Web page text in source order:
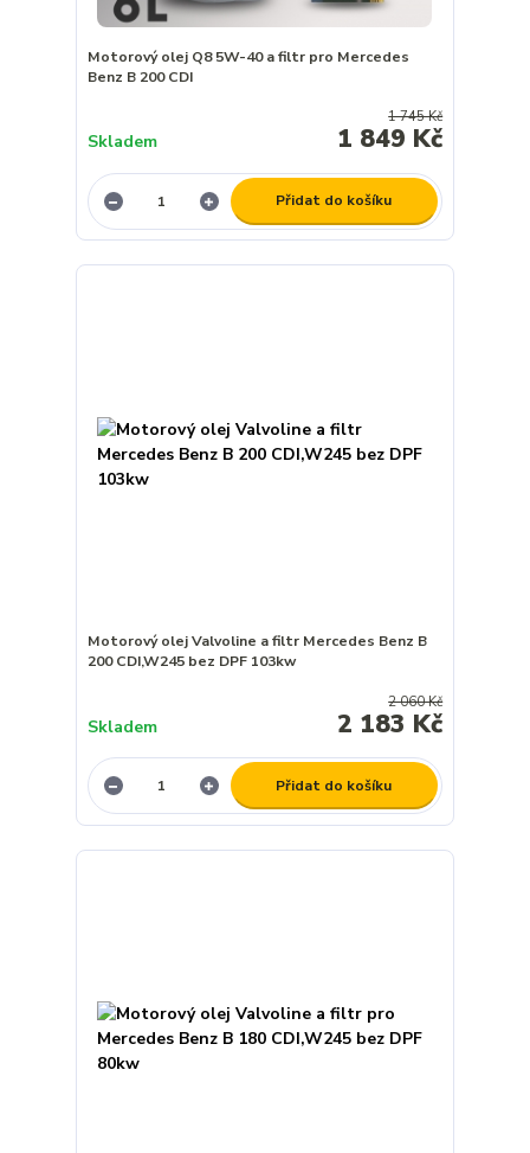
Motorový olej Q8 5W-40 a filtr pro Mercedes
Benz B 200 CDI
1 745 Kč
1 849 Kč
Skladem
Přidat do košíku
Motorový olej Valvoline a filtr Mercedes Benz B
200 CDI,W245 bez DPF 103kw
2 060 Kč
2 183 Kč
Skladem
Přidat do košíku